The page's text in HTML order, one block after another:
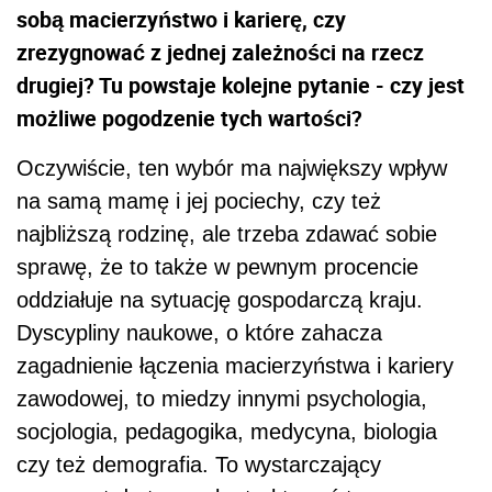
sobą macierzyństwo i karierę, czy
zrezygnować z jednej zależności na rzecz
drugiej? Tu powstaje kolejne pytanie - czy jest
możliwe pogodzenie tych wartości?
Oczywiście, ten wybór ma największy wpływ
na samą mamę i jej pociechy, czy też
najbliższą rodzinę, ale trzeba zdawać sobie
sprawę, że to także w pewnym procencie
oddziałuje na sytuację gospodarczą kraju.
Dyscypliny naukowe, o które zahacza
zagadnienie łączenia macierzyństwa i kariery
zawodowej, to miedzy innymi psychologia,
socjologia, pedagogika, medycyna, biologia
czy też demografia. To wystarczający